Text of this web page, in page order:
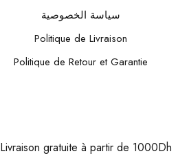
سياسة الخصوصية
Politique de Livraison
Politique de Retour et Garantie
Livraison gratuite à partir de 1000Dh